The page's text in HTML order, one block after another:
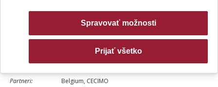
Doba riešenia: 15.1.2001 - 31.12.2004
projektu:
CECIMO - European Committee for Co-Operation
Partneri: Belgium, CECIMO
Spravovať možnosti
Prijať všetko